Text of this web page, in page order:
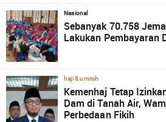
Nasional
Sebanyak 70.758
Lakukan Pembayaran
haji & umroh
Kemenhaj Tetap
Dam di Tanah Air,
Perbedaan Fikih